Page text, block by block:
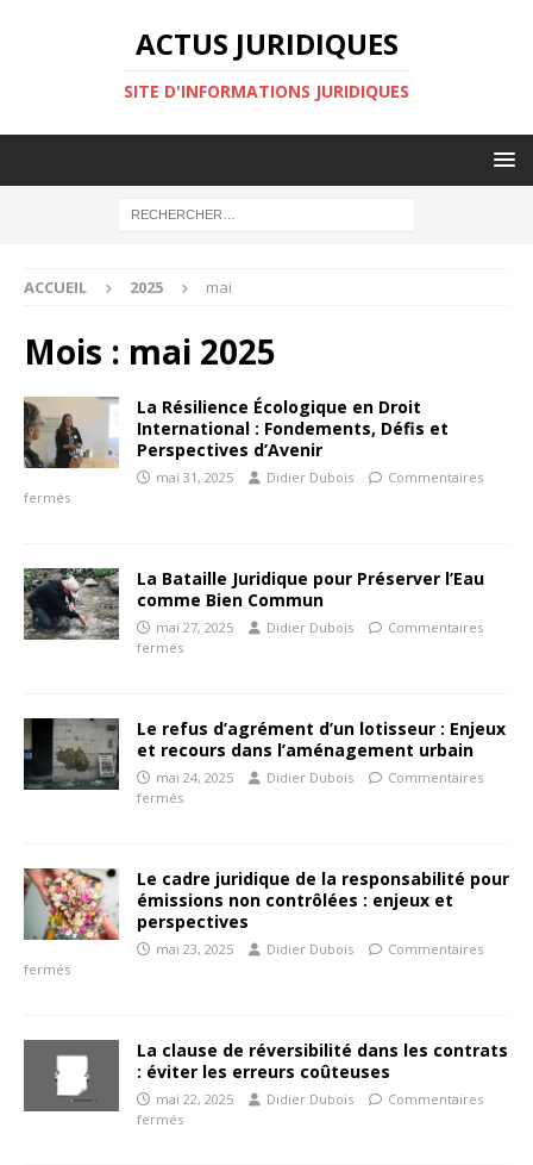
ACTUS JURIDIQUES
SITE D'INFORMATIONS JURIDIQUES
ACCUEIL 2025 mai
Mois : mai 2025
La Résilience Écologique en Droit
International : Fondements, Défis et
Perspectives d’Avenir
mai 31, 2025 Didier Dubois
Commentaires
fermés
La Bataille Juridique pour Préserver l’Eau
comme Bien Commun
mai 27, 2025 Didier Dubois
Commentaires
fermés
Le refus d’agrément d’un lotisseur : Enjeux
et recours dans l’aménagement urbain
mai 24, 2025 Didier Dubois
Commentaires
fermés
Le cadre juridique de la responsabilité pour
émissions non contrôlées : enjeux et
perspectives
mai 23, 2025 Didier Dubois
Commentaires
fermés
La clause de réversibilité dans les contrats
: éviter les erreurs coûteuses
mai 22, 2025 Didier Dubois
Commentaires
fermés